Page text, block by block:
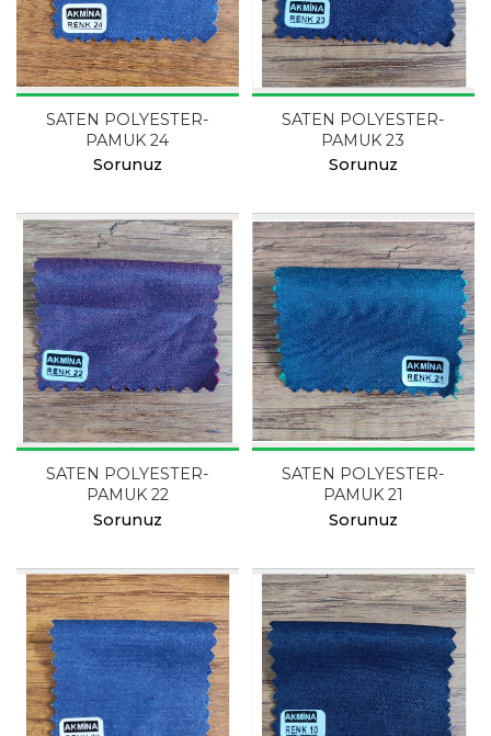
SATEN POLYESTER-
PAMUK 24
Sorunuz
SATEN POLYESTER-
PAMUK 23
Sorunuz
SATEN POLYESTER-
PAMUK 22
Sorunuz
SATEN POLYESTER-
PAMUK 21
Sorunuz